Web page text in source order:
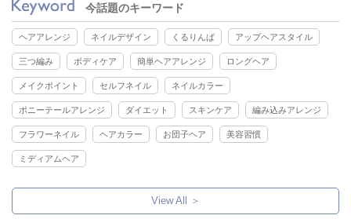
今話題のキーワード
ヘアアレンジ ネイルデザイン くるりんぱ アップヘアスタイル
三つ編み ボディケア 簡単ヘアアレンジ ロングヘア
メイクポイント セルフネイル ネイルカラー
ポニーテールアレンジ ダイエット スキンケア 編み込みアレンジ
フラワーネイル ヘアカラー お団子ヘア 美容習慣
ミディアムヘア
View All ＞